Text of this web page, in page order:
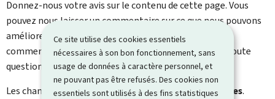
Ce site utilise des cookies essentiels
nécessaires à son bon fonctionnement, sans
usage de données à caractère personnel, et
ne pouvant pas être refusés. Des cookies non
essentiels sont utilisés à des fins statistiques
Donnez-nous votre avis sur le contenu de cette page. Vous
pouvez nous laisser un commentaire sur ce que nous pouvons
améliorer. Vous ne recevrez pas de réponse à votre
commentaire. Utilisez le formulaire de contact pour toute
question particulière.
Les champs marqués d’une étoile ( * ) sontobligatoires.